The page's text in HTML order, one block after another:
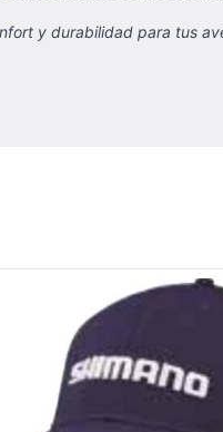
y durabilidad para tus